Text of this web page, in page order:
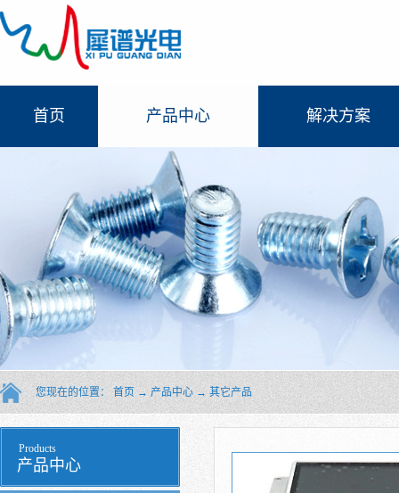
首页 产品中心 解决方案
您现在的位置： 首页 → 产品中心 → 其它产品
产品中心
Products